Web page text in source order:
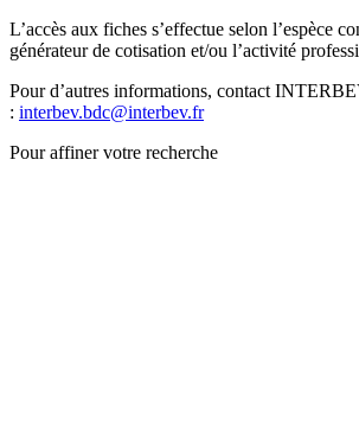
L’accès aux fiches s’effectue selon l’espèce
générateur de cotisation et/ou l’activité
Pour d’autres informations, contact
: interbev.bdc@interbev.fr
Pour affiner votre recherche